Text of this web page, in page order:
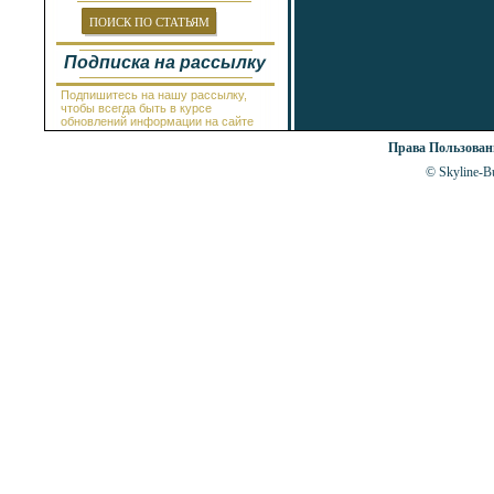
Рогачево
Руссе
Самоков
Св.Константин и Елена
Святой Влас
Синеморец
Сливен
ПОИСК ПО СТАТЬЯМ
Подписка на рассылку
Подпишитесь на нашу рассылку,
чтобы всегда быть в курсе
обновлений информации на сайте
Права
© Skyline-